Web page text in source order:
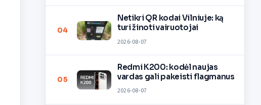
04
Netikri QR kodai Vilniuje: ką
turi žinoti vairuotojai
2026-08-07
05
Redmi K200: kodėl naujas
vardas gali pakeisti flagmanus
2026-08-07